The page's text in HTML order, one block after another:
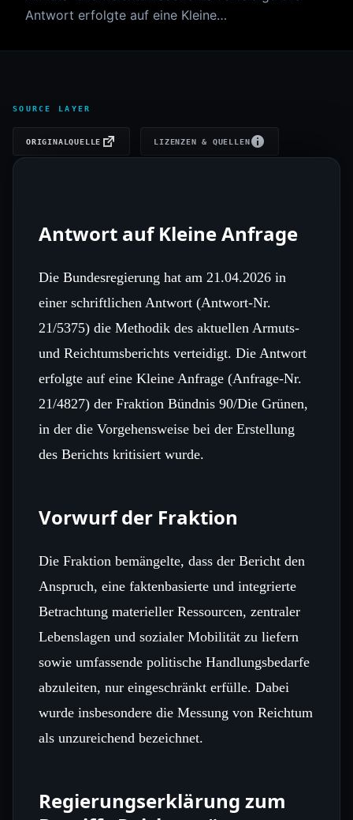
Antwort erfolgte auf eine Kleine…
SOURCE LAYER
ORIGINALQUELLE LIZENZEN & QUELLEN
Antwort auf Kleine Anfrage
Die Bundesregierung hat am 21.04.2026 in
einer schriftlichen Antwort (Antwort‑Nr.
21/5375) die Methodik des aktuellen Armuts‑
und Reichtumsberichts verteidigt. Die Antwort
erfolgte auf eine Kleine Anfrage (Anfrage‑Nr.
21/4827) der Fraktion Bündnis 90/Die Grünen,
in der die Vorgehensweise bei der Erstellung
des Berichts kritisiert wurde.
Vorwurf der Fraktion
Die Fraktion bemängelte, dass der Bericht den
Anspruch, eine faktenbasierte und integrierte
Betrachtung materieller Ressourcen, zentraler
Lebenslagen und sozialer Mobilität zu liefern
sowie umfassende politische Handlungsbedarfe
abzuleiten, nur eingeschränkt erfülle. Dabei
wurde insbesondere die Messung von Reichtum
als unzureichend bezeichnet.
Regierungserklärung zum